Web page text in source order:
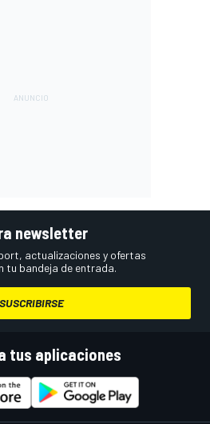
newsletter
actualizaciones y ofertas
tu bandeja de entrada.
SUSCRIBIRSE
tus aplicaciones